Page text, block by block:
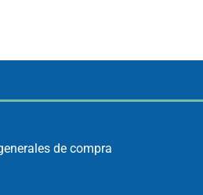
de compra